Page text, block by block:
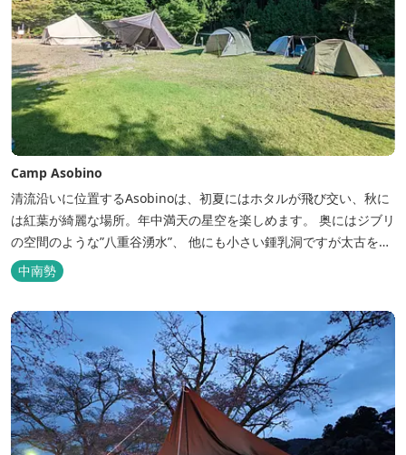
Camp Asobino
清流沿いに位置するAsobinoは、初夏にはホタルが飛び交い、秋に
は紅葉が綺麗な場所。年中満天の星空を楽しめます。 奥にはジブリ
の空間のような”八重谷湧水”、 他にも小さい鍾乳洞ですが太古を想
像させる”風穴”などがあり、自然が豊かなスポットです。 wi-fi完
備。テントサウナもご利用いただけます。 また近くには廃校を活用
した「阿曽温泉」もあります。
中南勢